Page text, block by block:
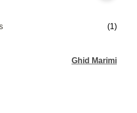
(1)
Ghid Marimi